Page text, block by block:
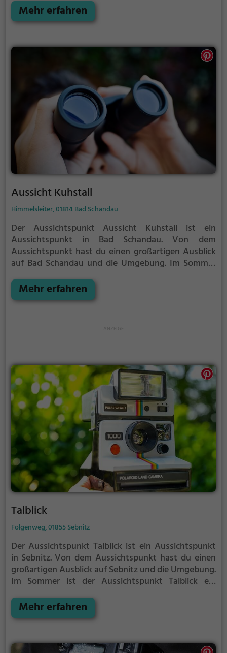
Familienausflüge, Wanderungen oder zum
Picknicken und lockt an warmen und sonnigen
Mehr erfahren
Aussicht Kuhstall
Himmelsleiter, 01814 Bad Schandau
Der Aussichtspunkt Aussicht Kuhstall ist ein
Aussichtspunkt in Bad Schandau. Von dem
Aussichtspunkt hast du einen großartigen Ausblick
auf Bad Schandau und die Umgebung. Im Sommer
schönes Ausflugsziel für Familienausflüge,
Wanderungen oder zum Picknicken und lockt an
Mehr erfahren
Talblick
Folgenweg, 01855 Sebnitz
Der Aussichtspunkt Talblick ist ein Aussichtspunkt
in Sebnitz. Von dem Aussichtspunkt hast du einen
großartigen Ausblick auf Sebnitz und die Umgebung.
Im Sommer ist der Aussichtspunkt Talblick ein
Wanderungen oder zum Picknicken und lockt an
warmen und sonnigen Tagen viele Besucher aus der
Mehr erfahren